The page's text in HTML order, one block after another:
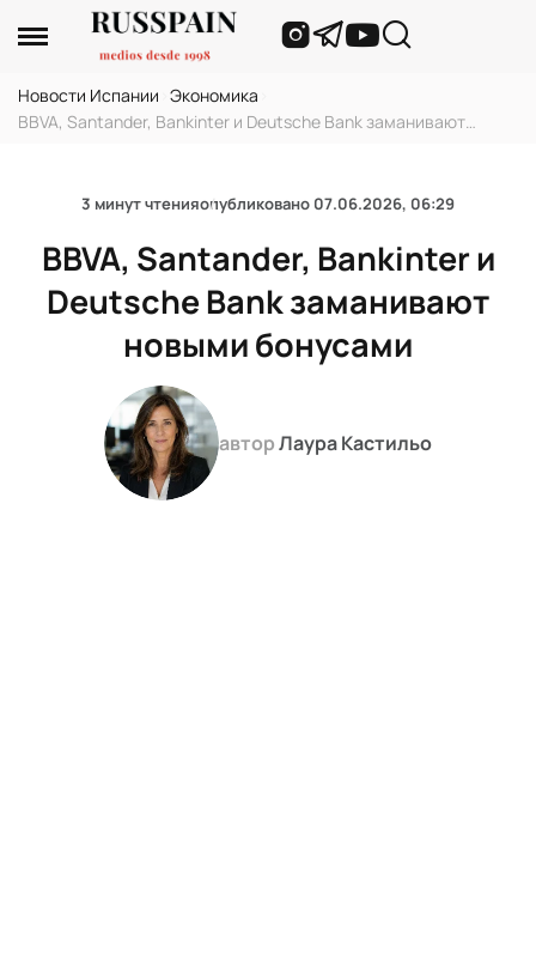
Новости Испании Экономика
BBVA, Santander, Bankinter и Deutsche Bank заманивают
3 минут чтенияопубликовано 07.06.2026, 06:29
BBVA, Santander, Bankinter и
Deutsche Bank заманивают
новыми бонусами
авторЛаура Кастильо